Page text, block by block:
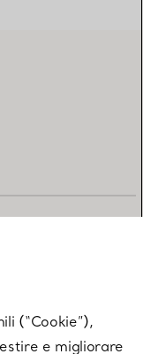
(“Cookie”),
e migliorare